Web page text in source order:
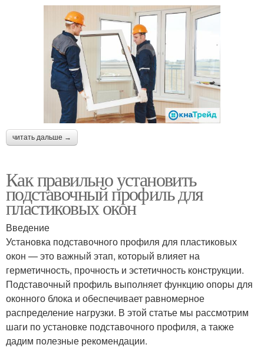
читать дальше →
Как правильно установить
подставочный профиль для
пластиковых окон
Введение
Установка подставочного профиля для пластиковых
окон — это важный этап, который влияет на
герметичность, прочность и эстетичность конструкции.
Подставочный профиль выполняет функцию опоры для
оконного блока и обеспечивает равномерное
распределение нагрузки. В этой статье мы рассмотрим
шаги по установке подставочного профиля, а также
дадим полезные рекомендации.